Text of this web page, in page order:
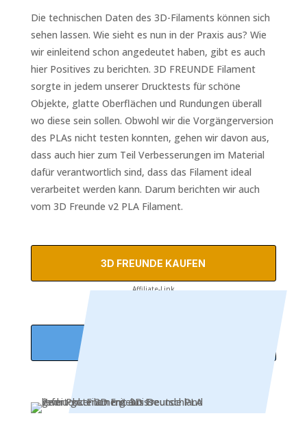
Die technischen Daten des 3D-Filaments können sich
sehen lassen. Wie sieht es nun in der Praxis aus? Wie
wir einleitend schon angedeutet haben, gibt es auch
hier Positives zu berichten. 3D FREUNDE Filament
sorgte in jedem unserer Drucktests für schöne
Objekte, glatte Oberflächen und Rundungen überall
wo diese sein sollen. Obwohl wir die Vorgängerversion
des PLAs nicht testen konnten, gehen wir davon aus,
dass auch hier zum Teil Verbesserungen im Material
dafür verantwortlich sind, dass das Filament ideal
verarbeitet werden kann. Darum berichten wir auch
vom 3D Freunde v2 PLA Filament.
3D FREUNDE KAUFEN
Affiliate-Link